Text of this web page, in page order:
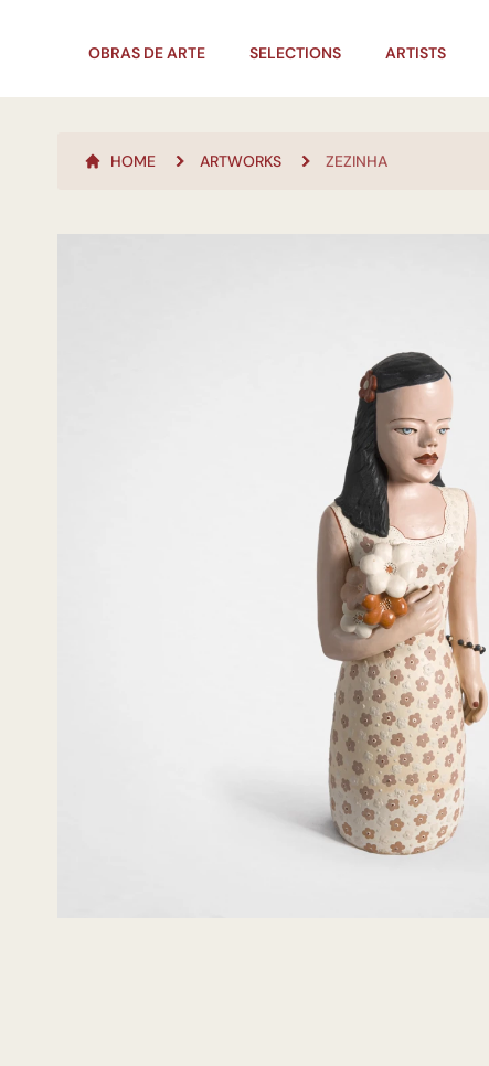
OBRAS DE ARTE SELECTIONS ARTISTS
HOME ARTWORKS ZEZINHA